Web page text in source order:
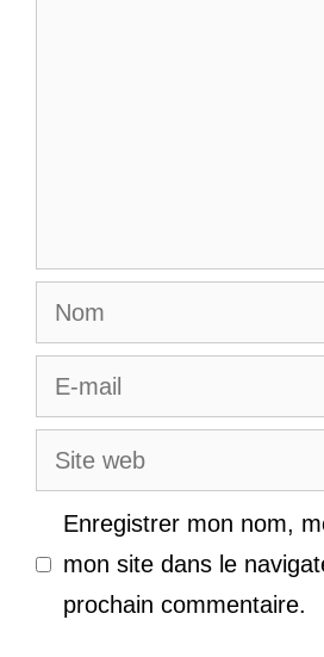
Nom
E-
mail
Site
web
Enregistrer mon nom,
mon site dans le
prochain commentaire.